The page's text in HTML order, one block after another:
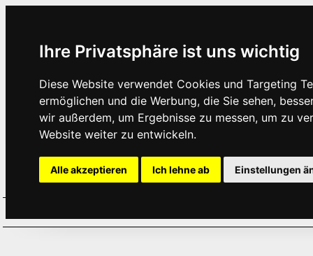
Ihre Privatsphäre ist uns wichtig
Diese Website verwendet Cookies und Targeting
ermöglichen und die Werbung, die Sie sehen,
wir außerdem, um Ergebnisse zu messen, um zu
Website weiter zu entwickeln.
Alle akzeptieren Ich lehne ab Einstellungen